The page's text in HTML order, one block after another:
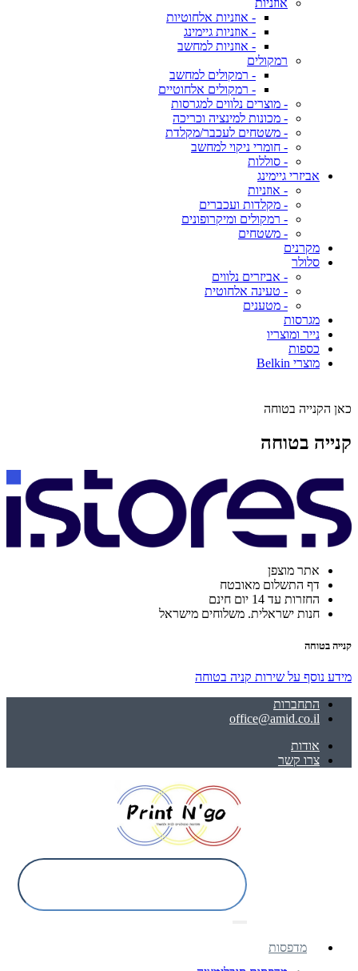
אוזניות
- אוזניות אלחוטיות
- אוזניות גיימינג
- אוזניות למחשב
רמקולים
- רמקולים למחשב
- רמקולים אלחוטיים
- מוצרים נלווים למגרסות
- מכונות למינציה וכריכה
- משטחים לעכבר/מקלדת
- חומרי ניקוי למחשב
- סוללות
אביזרי גיימינג
- אוזניות
- מקלדות ועכברים
- רמקולים ומיקרופונים
- משטחים
מקרנים
סלולר
- אביזרים נלווים
- טעינה אלחוטית
- מטענים
מגרסות
נייר ומוצריו
כספות
מוצרי Belkin
כאן הקנייה בטוחה
קנייה בטוחה
אתר מוצפן
דף התשלום מאובטח
החזרות עד 14 יום חינם
חנות ישראלית. משלוחים מישראל
קנייה בטוחה
מידע נוסף על שירות קניה בטוחה
התחברות
office@amid.co.il
אודות
צרו קשר
מדפסות